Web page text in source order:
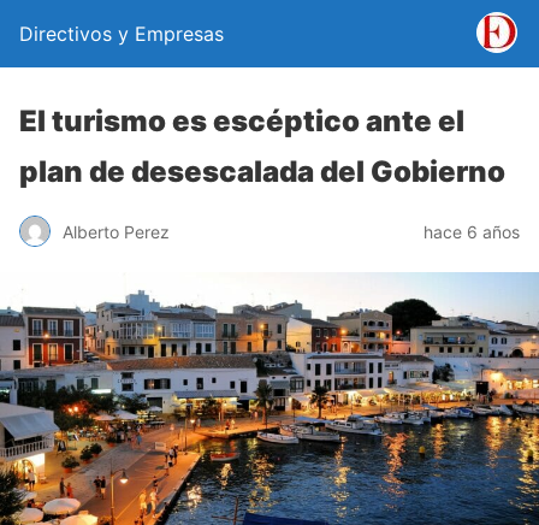
Directivos y Empresas
El turismo es escéptico ante el
plan de desescalada del Gobierno
Alberto Perez hace 6 años